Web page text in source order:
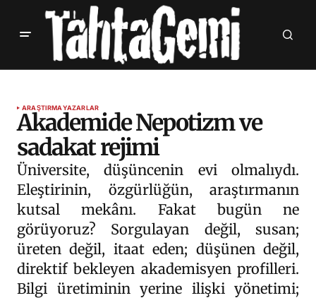
ARAŞTIRMAYAZARLAR
Akademide Nepotizm ve
sadakat rejimi
Üniversite, düşüncenin evi olmalıydı.
Eleştirinin, özgürlüğün, araştırmanın
kutsal mekânı. Fakat bugün ne
görüyoruz? Sorgulayan değil, susan;
üreten değil, itaat eden; düşünen değil,
direktif bekleyen akademisyen profilleri.
Bilgi üretiminin yerine ilişki yönetimi;